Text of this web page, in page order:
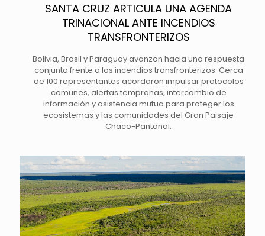
SANTA CRUZ ARTICULA UNA AGENDA
TRINACIONAL ANTE INCENDIOS
TRANSFRONTERIZOS
Bolivia, Brasil y Paraguay avanzan hacia una respuesta
conjunta frente a los incendios transfronterizos. Cerca
de 100 representantes acordaron impulsar protocolos
comunes, alertas tempranas, intercambio de
información y asistencia mutua para proteger los
ecosistemas y las comunidades del Gran Paisaje
Chaco-Pantanal.